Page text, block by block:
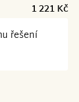
1 221 Kč
řešení